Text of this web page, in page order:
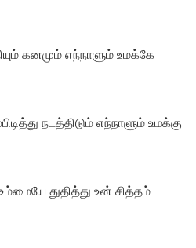
கனமும் எந்நாளும் உமக்கே
நடத்திடும் எந்நாளும் உமக்கு
துதித்து உன் சித்தம்